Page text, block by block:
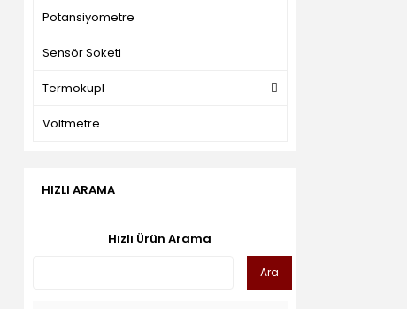
Potansiyometre
Sensör Soketi
Termokupl
Voltmetre
HIZLI ARAMA
Hızlı Ürün Arama
Ara